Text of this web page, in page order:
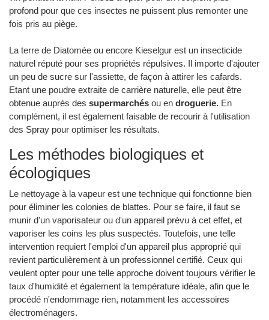
profond pour que ces insectes ne puissent plus remonter une
fois pris au piège.
La terre de Diatomée ou encore Kieselgur est un insecticide
naturel réputé pour ses propriétés répulsives. Il importe d'ajouter
un peu de sucre sur l'assiette, de façon à attirer les cafards.
Etant une poudre extraite de carrière naturelle, elle peut être
obtenue auprès des supermarchés ou en droguerie. En
complément, il est également faisable de recourir à l'utilisation
des Spray pour optimiser les résultats.
Les méthodes biologiques et
écologiques
Le nettoyage à la vapeur est une technique qui fonctionne bien
pour éliminer les colonies de blattes. Pour se faire, il faut se
munir d'un vaporisateur ou d'un appareil prévu à cet effet, et
vaporiser les coins les plus suspectés. Toutefois, une telle
intervention requiert l'emploi d'un appareil plus approprié qui
revient particulièrement à un professionnel certifié. Ceux qui
veulent opter pour une telle approche doivent toujours vérifier le
taux d'humidité et également la température idéale, afin que le
procédé n'endommage rien, notamment les accessoires
électroménagers.